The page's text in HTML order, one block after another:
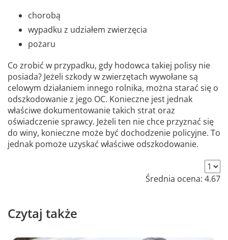
chorobą
wypadku z udziałem zwierzęcia
pożaru
Co zrobić w przypadku, gdy hodowca takiej polisy nie
posiada? Jeżeli szkody w zwierzętach wywołane są
celowym działaniem innego rolnika, można starać się o
odszkodowanie z jego OC. Konieczne jest jednak
właściwe dokumentowanie takich strat oraz
oświadczenie sprawcy. Jeżeli ten nie chce przyznać się
do winy, konieczne może być dochodzenie policyjne. To
jednak pomoże uzyskać właściwe odszkodowanie.
Średnia ocena: 4.67
Czytaj także